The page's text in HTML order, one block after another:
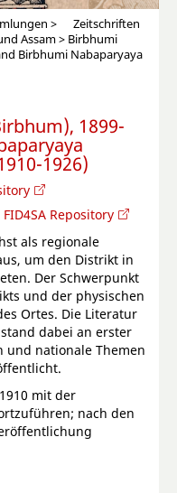
>
Zeitschriften
Assam> Birbhumi
Birbhumi Nabaparyaya
1899-
1926)
Repository
als regionale
um den Distrikt in
Der Schwerpunkt
und der physischen
Ortes. Die Literatur
dabei an erster
und nationale Themen
mit der
nach den